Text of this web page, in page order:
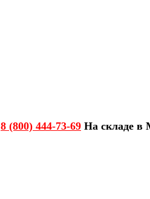
8 (800) 444-73-69 На складе в